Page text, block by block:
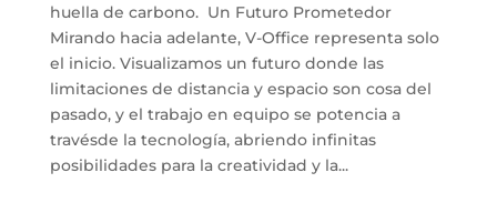
huella de carbono. Un Futuro Prometedor
Mirando hacia adelante, V-Office representa solo
el inicio. Visualizamos un futuro donde las
limitaciones de distancia y espacio son cosa del
pasado, y el trabajo en equipo se potencia a
travésde la tecnología, abriendo infinitas
posibilidades para la creatividad y la...